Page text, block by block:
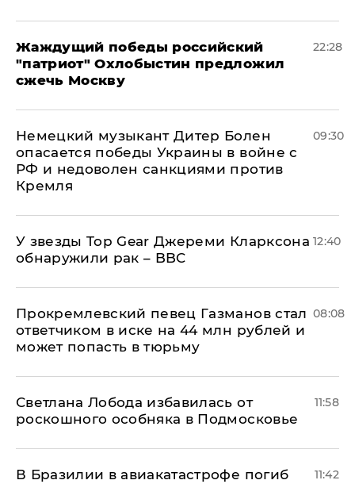
Жаждущий победы российский
"патриот" Охлобыстин предложил
сжечь Москву
22:28
Немецкий музыкант Дитер Болен
опасается победы Украины в войне с
РФ и недоволен санкциями против
Кремля
09:30
У звезды Top Gear Джереми Кларксона
обнаружили рак – BBC
12:40
Прокремлевский певец Газманов стал
ответчиком в иске на 44 млн рублей и
может попасть в тюрьму
08:08
Светлана Лобода избавилась от
роскошного особняка в Подмосковье
11:58
В Бразилии в авиакатастрофе погиб
11:42